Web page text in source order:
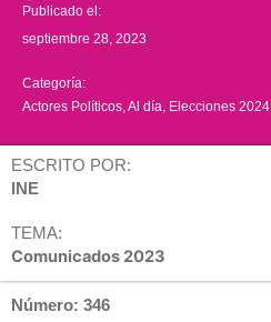
Publicado el:
septiembre 28, 2023
Categoría:
Actores Políticos Al día Elecciones 2024
ESCRITO POR:
INE
TEMA:
Comunicados 2023
Número: 346